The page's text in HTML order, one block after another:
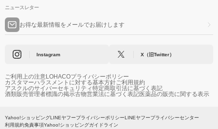
ニュースレター
お得な最新情報をメールでお届けします
Instagram X（旧Twitter）
ご利用上の注意LOHACOプライバシーポリシー
カスタマーハラスメントに対する基本方針ご利用規約
アスクルのサイバーセキュリティ特定商取引法に基づく表記
酒類販売管理者標識の掲示古物営業法に基づく表記医薬品の販売に関する表示
Yahoo!ショッピングLINEヤフープライバシーポリシーLINEヤフープライバシーセンター
利用規約免責事項Yahoo!ショッピングガイドライン